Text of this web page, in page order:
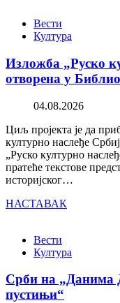
Вести
Култура
Изложба „Руско
отворена у
04.08.2026
Циљ пројекта је да
културно наслеђе
„Руско културно
пратеће текстове
историјског…
НАСТАВАК
Вести
Култура
Срби на „Данима
пустињи“